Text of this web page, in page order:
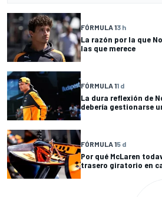
FÓRMULA 13 h
La razón por la que
las que merece
FÓRMULA 11 d
La dura reflexión de
debería gestionarse
FÓRMULA 15 d
Por qué McLaren
trasero giratorio en